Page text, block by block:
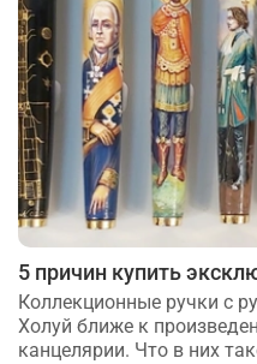
5 причин купить
Коллекционные ручки с
Холуй ближе к
канцелярии. Что в них